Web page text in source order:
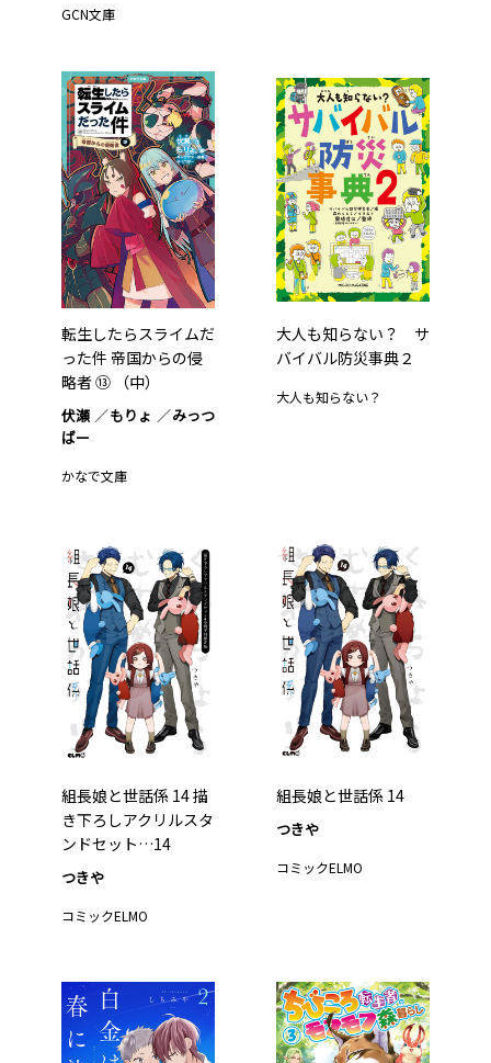
GCN文庫
転生したらスライムだ
った件 帝国からの侵
略者 ⑬ （中）
伏瀬 もりょ
みっつ
ばー
かなで文庫
大人も知らない？ サ
バイバル防災事典２
大人も知らない？
組長娘と世話係 14 描
き下ろしアクリルスタ
ンドセット…14
つきや
コミックELMO
組長娘と世話係 14
つきや
コミックELMO